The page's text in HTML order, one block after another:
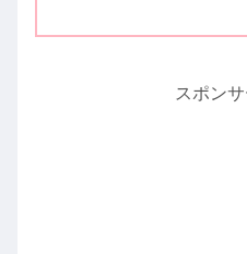
スポン